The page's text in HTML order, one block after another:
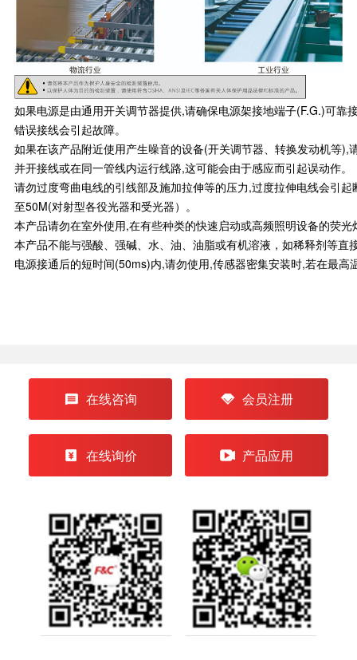
如果电源是由通用开关调节器提供,请确保电源架接地端子(F.G.)可
错误接线会引起故障。
如果在该产品附近使用产生噪音的设备(开关调节器、转换发动机等
并开接线或在同一管线内运行线路,这可能会由于感应而引起误动作。
请勿过度弯曲电线的引线部及施加拉伸等的压力,过度拉伸电线会引
至50M(对射型各役光器和受光器）。
本产品请勿在室外使用,在有些种类的快速启动或高频照明设备的荧
本产品不能与强酸、强碱、水、油、油脂或有机溶液，如稀释剂等
电源接通后的短时间(50ms)内,请勿使用,传感器密集安装时,若在最高
在线咨询 会员注册
在线询价 产品应用